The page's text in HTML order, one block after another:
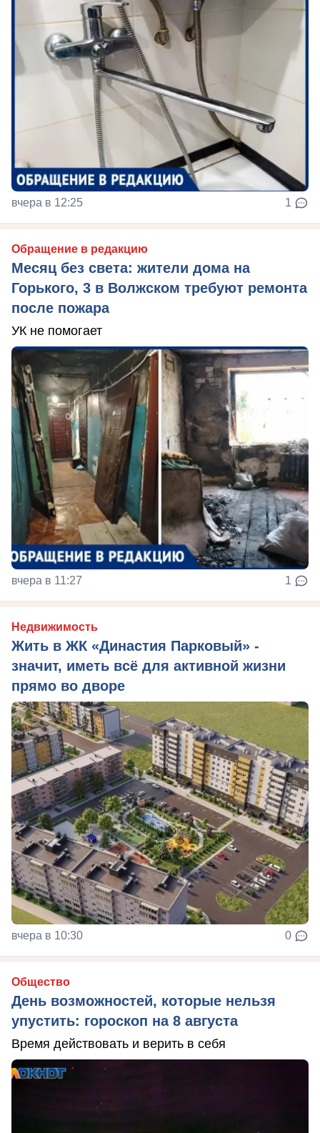
вчера в 12:25 1
Обращение в редакцию
Месяц без света: жители дома на
Горького, 3 в Волжском требуют ремонта
после пожара
УК не помогает
вчера в 11:27 1
Недвижимость
Жить в ЖК «Династия Парковый» -
значит, иметь всё для активной жизни
прямо во дворе
вчера в 10:30 0
Общество
День возможностей, которые нельзя
упустить: гороскоп на 8 августа
Время действовать и верить в себя